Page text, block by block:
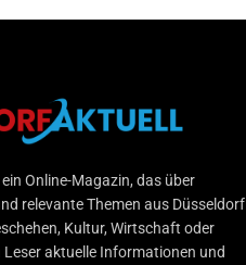
Aktuell
Online-Magazin, das über
relevante Themen aus Düsseldorf
Kultur, Wirtschaft oder
aktuelle Informationen und